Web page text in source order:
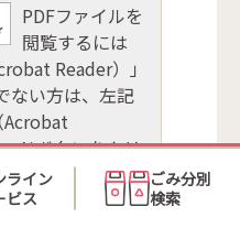
ライン
ビス
ごみ分別
検索
PDFファイルを
閲覧するには
Reader）」
ない方は、左記
Acrobat
ドボタンをクリ
アをダウンロー
てください。